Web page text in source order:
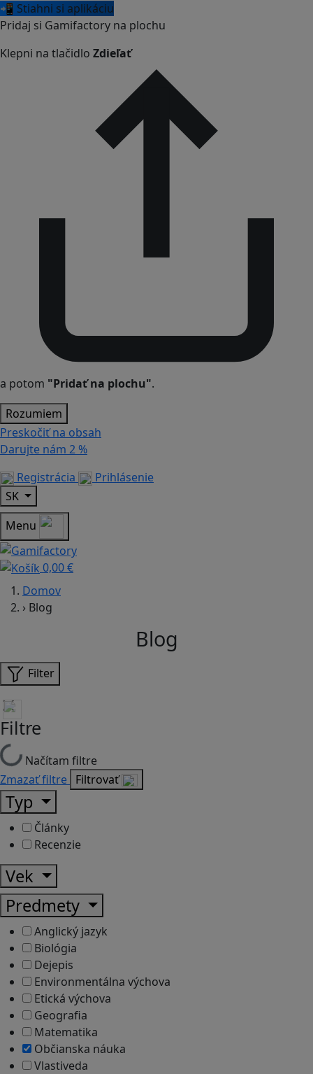
📲 Stiahni si aplikáciu
Pridaj si Gamifactory na plochu
Klepni na tlačidlo Zdieľať
a potom "Pridať na plochu".
Rozumiem
Preskočiť na obsah
Darujte nám 2 %
Registrácia
Prihlásenie
SK
Menu
0,00 €
Domov
› Blog
Blog
Filter
Filtre
Načítam filtre
Zmazať filtre Filtrovať
Typ
Články
Recenzie
Vek
Predmety
Anglický jazyk
Biológia
Dejepis
Environmentálna výchova
Etická výchova
Geografia
Matematika
Občianska náuka
Vlastiveda